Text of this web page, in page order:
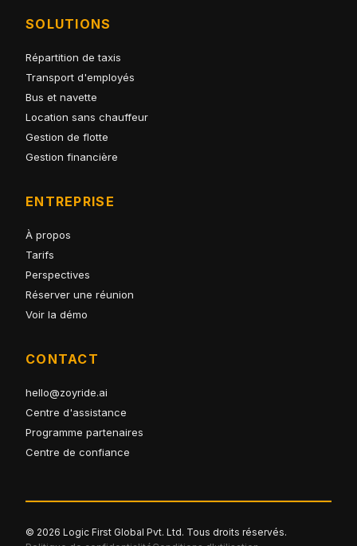
SOLUTIONS
Répartition de taxis
Transport d'employés
Bus et navette
Location sans chauffeur
Gestion de flotte
Gestion financière
ENTREPRISE
À propos
Tarifs
Perspectives
Réserver une réunion
Voir la démo
CONTACT
hello@zoyride.ai
Centre d'assistance
Programme partenaires
Centre de confiance
© 2026 Logic First Global Pvt. Ltd. Tous droits réservés.